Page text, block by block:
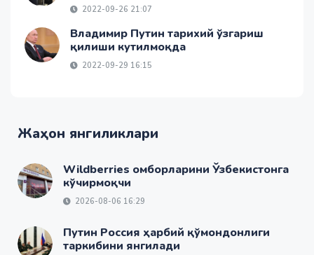
2022-09-26 21:07
Владимир Путин тарихий ўзгариш
қилиши кутилмоқда
2022-09-29 16:15
Жаҳон янгиликлари
Wildberries омборларини Ўзбекистонга
кўчирмоқчи
2026-08-06 16:29
Путин Россия ҳарбий қўмондонлиги
таркибини янгилади